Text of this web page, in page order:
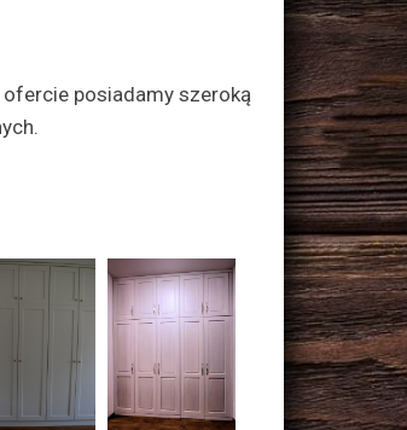
ofercie posiadamy szeroką